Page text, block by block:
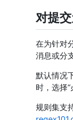
对提
在为针对
消息或分
默认情况
时，选择
规则集支